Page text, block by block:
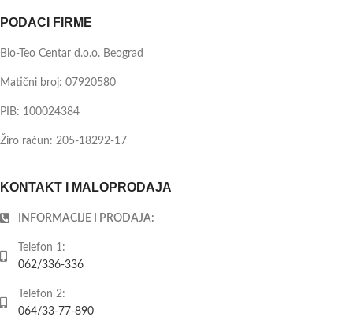
PODACI FIRME
Bio-Teo Centar d.o.o. Beograd
Matični broj: 07920580
PIB: 100024384
Žiro račun: 205-18292-17
KONTAKT I MALOPRODAJA
INFORMACIJE I PRODAJA:
Telefon 1:
062/336-336
Telefon 2:
064/33-77-890